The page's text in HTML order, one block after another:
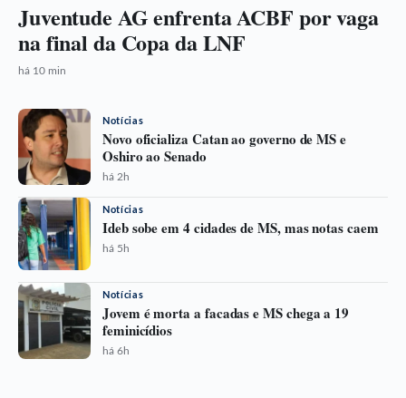
Juventude AG enfrenta ACBF por vaga
na final da Copa da LNF
há 10 min
Notícias
Novo oficializa Catan ao governo de MS e
Oshiro ao Senado
há 2h
Notícias
Ideb sobe em 4 cidades de MS, mas notas caem
há 5h
Notícias
Jovem é morta a facadas e MS chega a 19
feminicídios
há 6h